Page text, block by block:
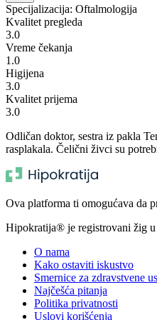
Specijalizacija: Oftalmologija
Kvalitet pregleda
3.0
Vreme čekanja
1.0
Higijena
3.0
Kvalitet prijema
3.0
Odličan doktor, sestra iz pakla
rasplakala. Čelični živci su
Ova platforma ti omogućava da
Hipokratija® je registrovani žig
O nama
Kako ostaviti iskustvo
Smernice za zdravstvene
Najčešća pitanja
Politika privatnosti
Uslovi korišćenja